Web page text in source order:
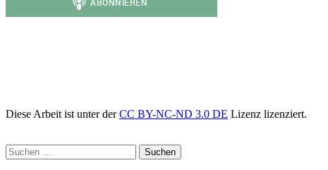
Diese Arbeit ist unter derCC BY-NC-ND 3.0 DE Lizenz lizenziert.
Suchen
nach: